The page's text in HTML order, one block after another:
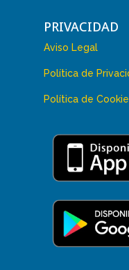
PRIVACIDAD
Aviso Legal
Política de
Política de